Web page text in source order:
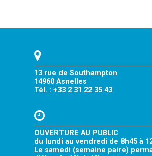
13 rue de Southampton
14960 Asnelles
Tél. : +33 2 31 22 35 43
OUVERTURE AU PUBLIC
du lundi au vendredi de 8h45 à
Le samedi (semaine paire)